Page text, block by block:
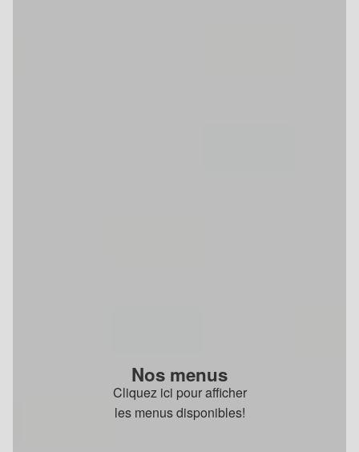
Nos menus
Cliquez ici pour afficher
les menus disponibles!